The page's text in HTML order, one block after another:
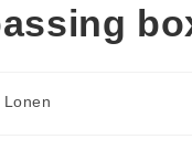
Lonen